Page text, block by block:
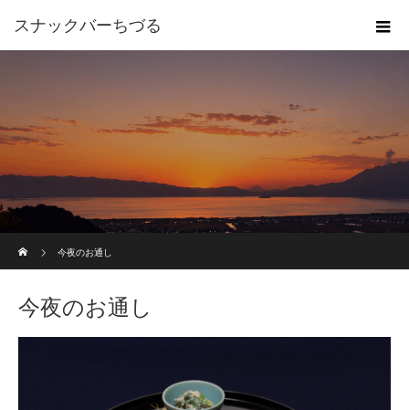
スナックバーちづる
今夜のお通し
今夜のお通し